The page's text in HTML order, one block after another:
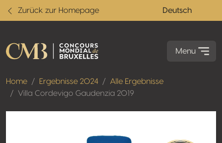
Zurück zur Homepage Deutsch
Menu
Home Ergebnisse 2024
Alle Ergebnisse
Villa Cordevigo Gaudenzia 2019